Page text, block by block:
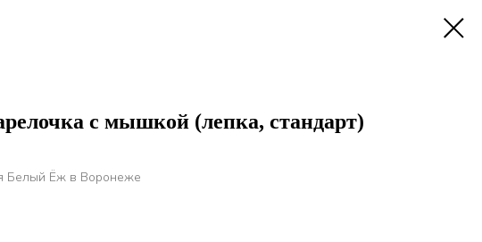
с мышкой (лепка, стандарт)
Белый Ёж в Воронеже